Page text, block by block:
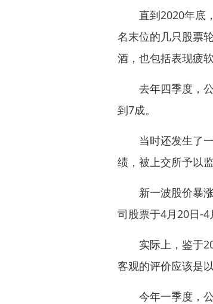
直到2020年底，
名末位的几只股票
酒，也包括表现疲
去年四季度，公
到7成。
当时还发生了一
绩，被上交所予以监
新一波股价暴涨
司股票于4月20日-4
实际上，鉴于
客观的评价应该是
今年一季度，公